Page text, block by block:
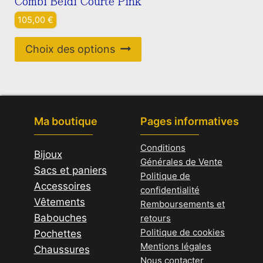
produit
choisies
du
produit
105,00 €
Choix des options
produit
Les
options
peuvent
être
choisies
sur
la
page
du
Ma boutique
Bijoux
Sacs et paniers
Accessoires
Vêtements
Babouches
Pochettes
Chaussures
Pages informatives
Conditions
Générales de Vente
Politique de
confidentialité
Remboursements et
retours
Politique de cookies
Mentions légales
Nous contacter